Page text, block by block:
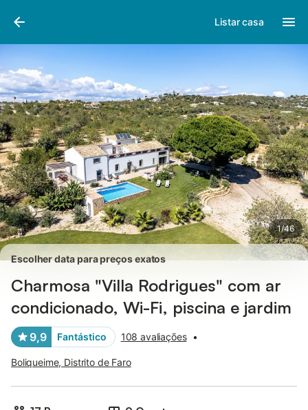
Listar casa
1/46
Fotos
Escolher data para preços exatos
Charmosa "Villa Rodrigues" com ar
condicionado, Wi-Fi, piscina e jardim
9,9 Fantástico 108 avaliações •
Boliqueime, Distrito de Faro